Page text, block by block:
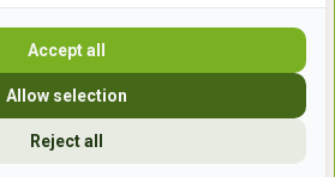
Reject all
Allow selection
Accept all